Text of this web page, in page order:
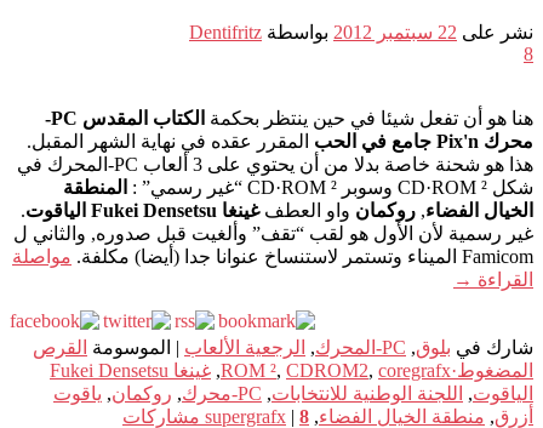
نشر على 22 سبتمبر 2012 بواسطة Dentifritz
8
هنا هو أن تفعل شيئا في حين ينتظر بحكمة
الكتاب المقدس PC-
محرك Pix'n جامع في الحب
المقرر عقده في نهاية الشهر المقبل.
هذا هو شحنة خاصة بدلا من أن يحتوي على 3 ألعاب PC-المحرك في
شكل CD·ROM ² وسوبر CD·ROM ² “غير رسمي” :
المنطقة
الخيال الفضاء, روكمان واو العطفغينغا Fukei Densetsu الياقوت
.
غير رسمية لأن الأول هو لقب “تقف” وألغيت قبل صدوره, والثاني ل
Famicom الميناء وتستمر لاستنساخ عنوانا جدا (أيضا) مكلفة.
مواصلة
القراءة →
شارك في بلوق, PC-المحرك , الرجعية الألعاب | الموسومة القرص
المضغوط·ROM ²
, CDROM2, coregrafx
,
غينغا Fukei Densetsu
الياقوت, اللجنة الوطنية للانتخابات, PC-محرك , روكمان, ياقوت
أزرق, منطقة الخيال الفضاء,
supergrafx | 8 مشاركات